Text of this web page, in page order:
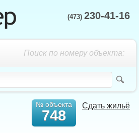
(473) 230-41-16
Поиск по номеру объекта:
Сдать жильё
№ объекта
748